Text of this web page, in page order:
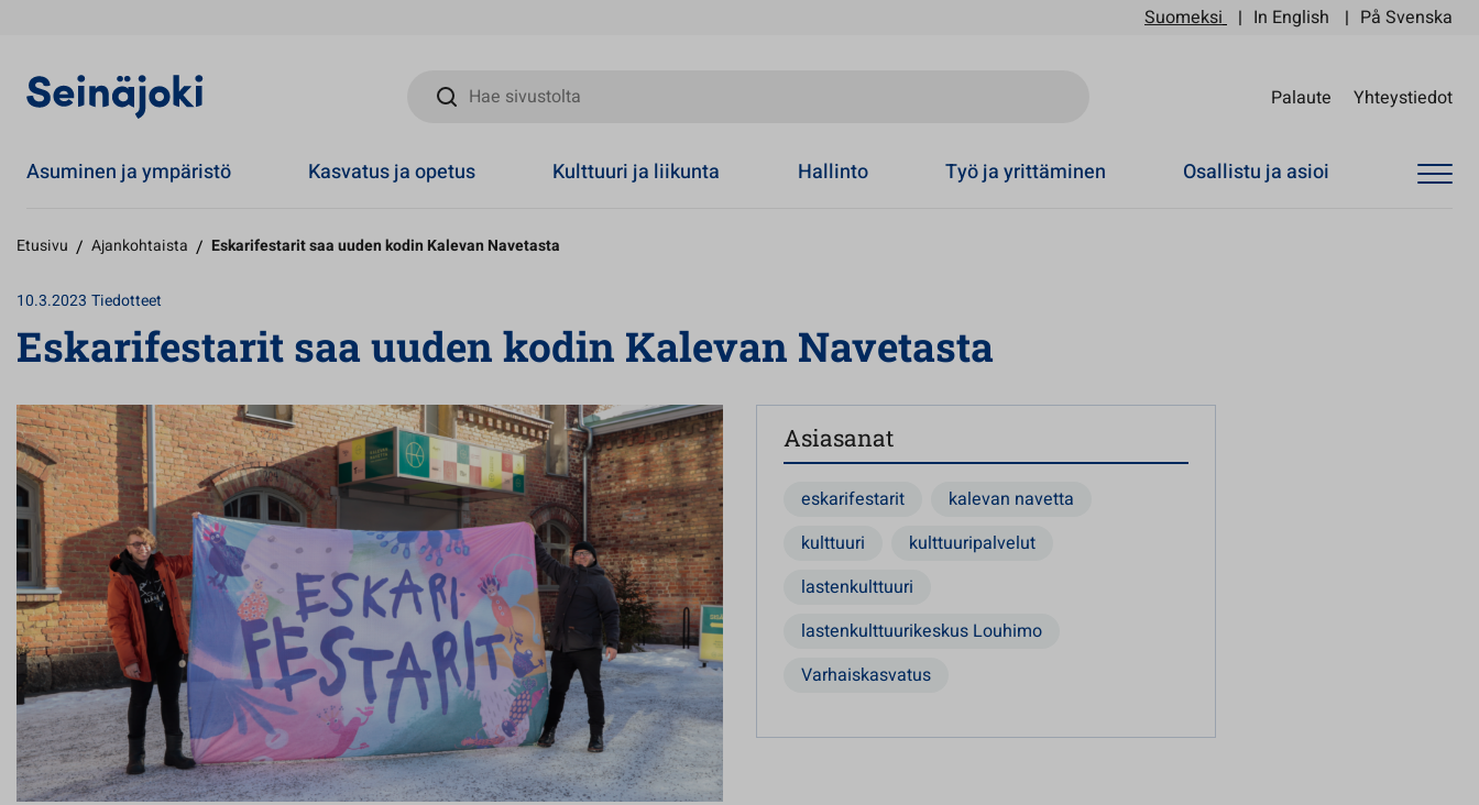
Suomeksi In English På Svenska
Hae sivustolta
Palaute Yhteystiedot
Asuminen ja ympäristö Kasvatus ja opetus Kulttuuri ja liikunta Hallinto Työ ja yrittäminen Osallistu ja asioi
Etusivu / Ajankohtaista / Eskarifestarit saa uuden kodin Kalevan Navetasta
10.3.2023 Tiedotteet
Eskarifestarit saa uuden kodin Kalevan Navetasta
Asiasanat
eskarifestarit
kalevan navetta
kulttuuri
kulttuuripalvelut
lastenkulttuuri
lastenkulttuurikeskus Louhimo
Varhaiskasvatus